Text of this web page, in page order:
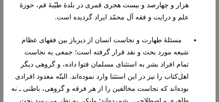
هزار و چهارصد و بیست هجری قمری در بلدۀ طیّبۀ قم، حوزۀ
علم و درایت و فقه آل محمّد ایراد گردیده است.
مسئلۀ طهارت و نجاست انسان از دیرباز بین فقهای عظام
شیعه مورد بحث و نقد قرار گرفته است؛ جمعی به نجاست
تمام افراد بشر به استثنای مسلمان فتوا داده، و گروهی دیگر
اهل‌کتاب را نیز در این استثنا وارد نموده‌اند. البتّه معدود افرادی
بوده‌اند که نجاست مخالفین را از هر فرقه و گروهی، باطنی ـ نه
ظاهری و اصطلاحی ـ شمرده‌اند؛ ولیکن به نظر می‌رسد بحث